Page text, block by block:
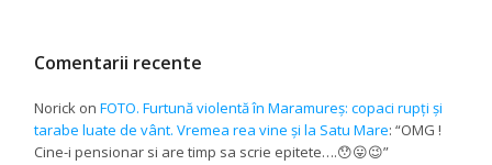
Comentarii recente
Norick onFOTO. Furtună violentă în Maramureș: copaci rupți și
tarabe luate de vânt. Vremea rea vine și la Satu Mare: “OMG !
Cine-i pensionar si are timp sa scrie epitete….😯😛😉”